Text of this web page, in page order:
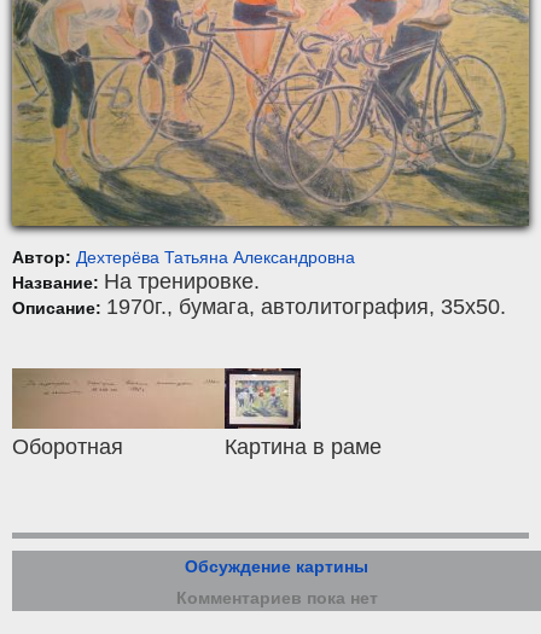
Автор: Дехтерёва Татьяна Александровна
Название: На тренировке.
Описание: 1970г., бумага, автолитография, 35x50.
Оборотная Картина в раме
Обсуждение картины
Комментариев пока нет